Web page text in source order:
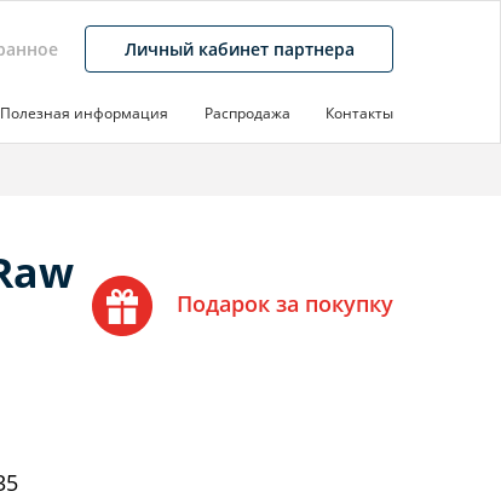
Личный кабинет партнера
Полезная информация Распродажа Контакты
Подарок за покупку